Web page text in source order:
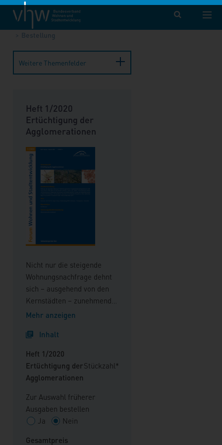
vhw – Bundesverband für Wohnen und Stadtentwicklung e. V.
Publikationen
Forum Wohnen und Stadtentwicklung
Bestellung
Weitere Themenfelder
Heft 1/2020
Ertüchtigung der
Agglomerationen
Nicht nur die steigende
Wohnungsnachfrage dehnt
sich – ausgehend von den
Kernstädten – zunehmend
an die Stadtränder und in
aus. Die deutschen
Agglomerationen stehen
darüber hinaus vor weiteren
großen Herausforderungen.
Wohnungsnot, Klimakrise,
soziale Spaltung,
Luftbelastung und
Verkehrsinfarkt reichen als
Mehr anzeigen
Inhalt
Heft 1/2020
Ertüchtigung der
Agglomerationen
Stückzahl*
Zur Auswahl früherer
Ausgaben bestellen
Ja
Nein
Gesamtpreis